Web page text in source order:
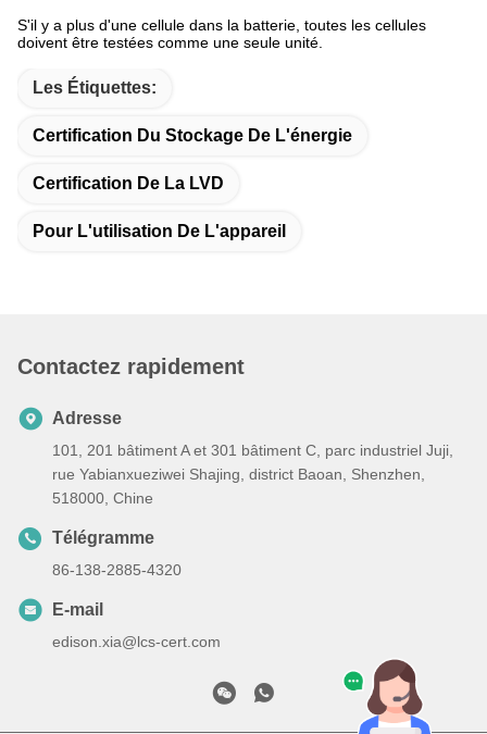
S'il y a plus d'une cellule dans la batterie, toutes les cellules
doivent être testées comme une seule unité.
Les Étiquettes:
Certification Du Stockage De L'énergie
Certification De La LVD
Pour L'utilisation De L'appareil
Contactez rapidement
Adresse
101, 201 bâtiment A et 301 bâtiment C, parc industriel Juji,
rue Yabianxueziwei Shajing, district Baoan, Shenzhen,
518000, Chine
Télégramme
86-138-2885-4320
E-mail
edison.xia@lcs-cert.com